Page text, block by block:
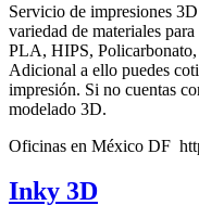
Servicio de impresiones
variedad de materiales
PLA, HIPS,
Adicional a ello puedes
impresión. Si no cuentas
modelado 3D.
Oficinas en México DF
Inky 3D